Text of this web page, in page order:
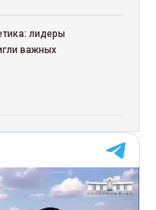
лидеры
важных